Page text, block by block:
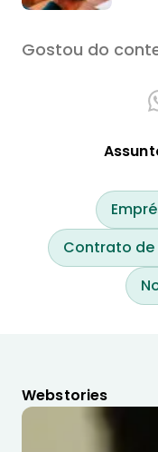
Gostou do
Contrato de
Webstories